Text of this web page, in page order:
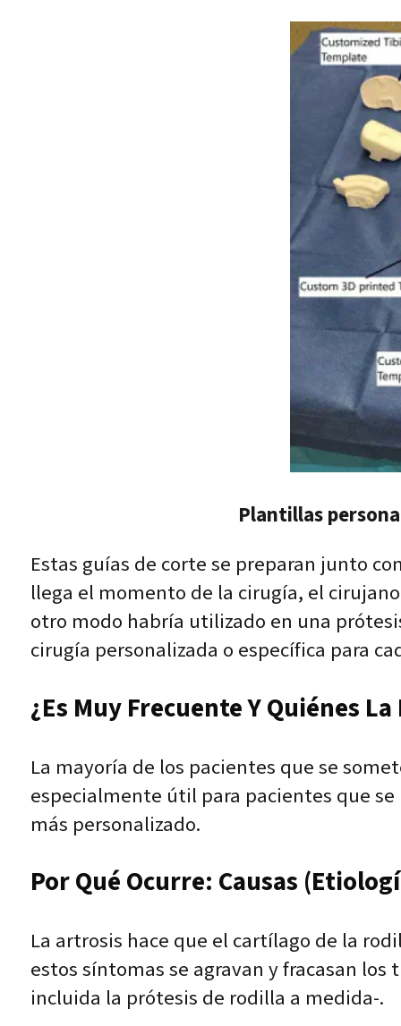
Plantillas
Estas guías de corte se preparan junto
llega el momento de la cirugía, el
otro modo habría utilizado en una
cirugía personalizada o específica para
¿Es Muy Frecuente Y Quiénes
La mayoría de los pacientes que se
especialmente útil para pacientes que
más personalizado.
Por Qué Ocurre: Causas
La artrosis hace que el cartílago de la
estos síntomas se agravan y fracasan
incluida la prótesis de rodilla a medida-.